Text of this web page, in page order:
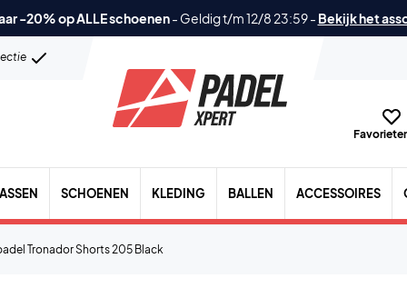
-20% op ALLE schoenen- Geldig t/m 12/8 23:59- Bekijk het
SCHOENEN KLEDING BALLEN ACCESSOIRES
Tronador Shorts 205 Black